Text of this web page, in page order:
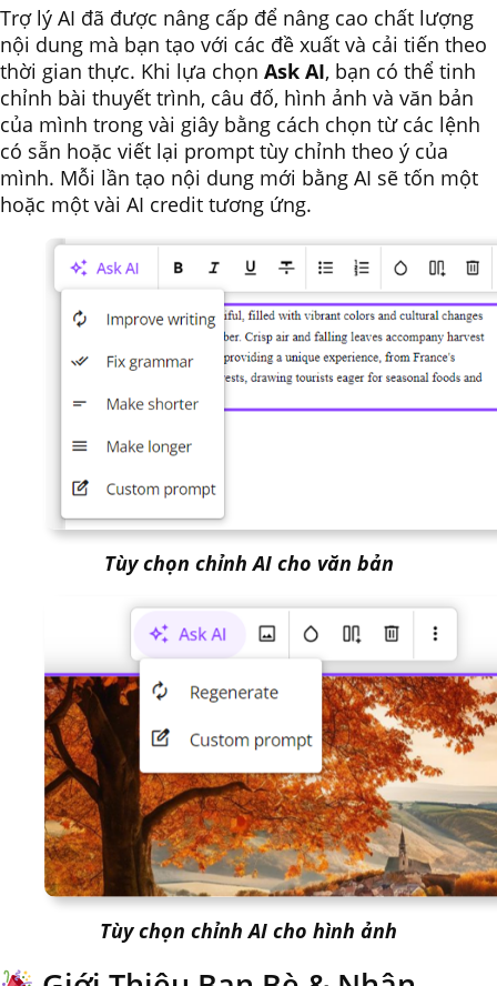
Trợ lý AI đã được nâng cấp để nâng cao chất lượng
nội dung mà bạn tạo với các đề xuất và cải tiến theo
thời gian thực. Khi lựa chọn Ask AI, bạn có thể tinh
chỉnh bài thuyết trình, câu đố, hình ảnh và văn bản
của mình trong vài giây bằng cách chọn từ các lệnh
có sẵn hoặc viết lại prompt tùy chỉnh theo ý của
mình. Mỗi lần tạo nội dung mới bằng AI sẽ tốn một
hoặc một vài AI credit tương ứng.
Tùy chọn chỉnh AI cho văn bản
Tùy chọn chỉnh AI cho hình ảnh